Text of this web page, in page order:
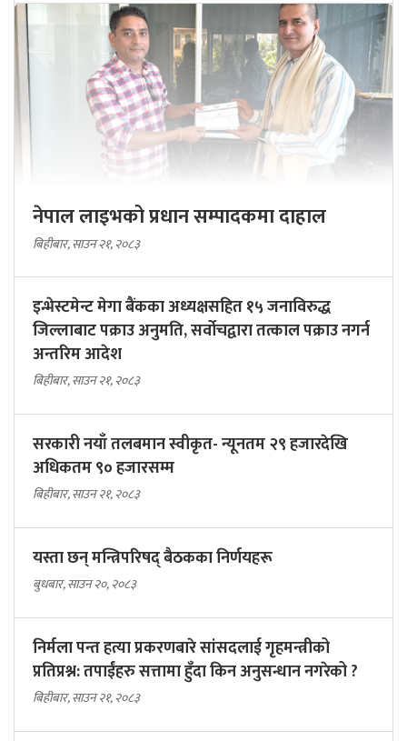
नेपाल लाइभको प्रधान सम्पादकमा दाहाल
बिहीबार, साउन २१, २०८३
इन्भेस्टमेन्ट मेगा बैंकका अध्यक्षसहित १५ जनाविरुद्ध
जिल्लाबाट पक्राउ अनुमति, सर्वोचद्वारा तत्काल पक्राउ नगर्न
अन्तरिम आदेश
बिहीबार, साउन २१, २०८३
सरकारी नयाँ तलबमान स्वीकृत- न्यूनतम २९ हजारदेखि
अधिकतम ९० हजारसम्म
बिहीबार, साउन २१, २०८३
यस्ता छन् मन्त्रिपरिषद् बैठकका निर्णयहरू
बुधबार, साउन २०, २०८३
निर्मला पन्त हत्या प्रकरणबारे सांसदलाई गृहमन्त्रीको
प्रतिप्रश्न: तपाईंहरु सत्तामा हुँदा किन अनुसन्धान नगरेको ?
बिहीबार, साउन २१, २०८३